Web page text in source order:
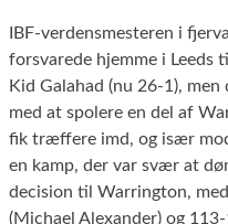
IBF-verdensmesteren i
forsvarede hjemme i Leeds
Kid Galahad (nu 26-1),
med at spolere en del af
fik træffere imd, og især
en kamp, der var svær at
decision til Warrington,
(Michael Alexander) og